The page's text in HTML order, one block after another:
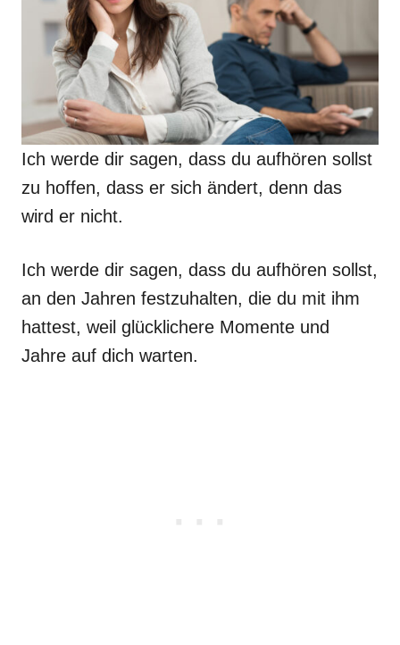
Ich werde dir sagen, dass du aufhören sollst
zu hoffen, dass er sich ändert, denn das
wird er nicht.
Ich werde dir sagen, dass du aufhören sollst,
an den Jahren festzuhalten, die du mit ihm
hattest, weil glücklichere Momente und
Jahre auf dich warten.